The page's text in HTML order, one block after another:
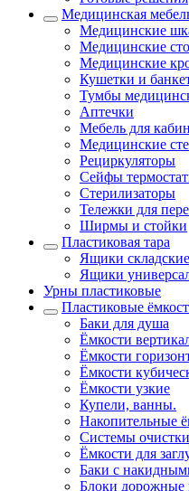
Медицинская
Медицинские
Медицинские
Медицинские
Кушетки и
Тумбы
Аптечки
Мебель для
Медицинские
Рециркуляторы
Сейфы
Стерилизаторы
Тележки для
Ширмы и стойки
Пластиковая тара
Ящики складские
Ящики
Урны пластиковые
Пластиковые
Баки для душа
Ёмкости
Ёмкости
Ёмкости
Ёмкости узкие
Купели, ванны.
Накопительные
Системы
Ёмкости для
Баки с
Блоки дорожные